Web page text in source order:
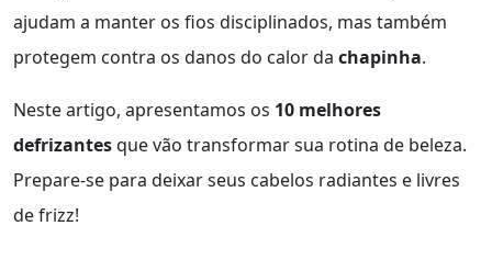
ajudam a manter os fios disciplinados, mas também
protegem contra os danos do calor da chapinha.
Neste artigo, apresentamos os 10 melhores
defrizantesque vão transformar sua rotina de beleza.
Prepare-se para deixar seus cabelos radiantes e livres
de frizz!